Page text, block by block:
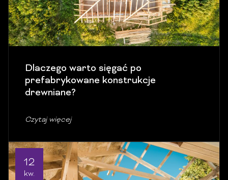
Dlaczego warto sięgać po
prefabrykowane konstrukcje
drewniane?
Czytaj więcej
12
kw.